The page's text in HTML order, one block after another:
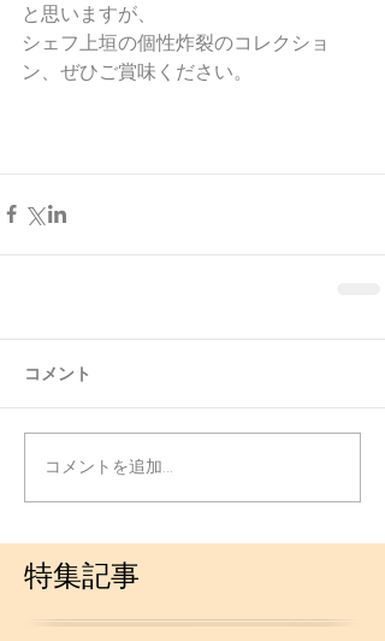
と思いますが、
シェフ上垣の個性炸裂のコレクショ
ン、ぜひご賞味ください。
コメント
コメントを追加…
特集記事